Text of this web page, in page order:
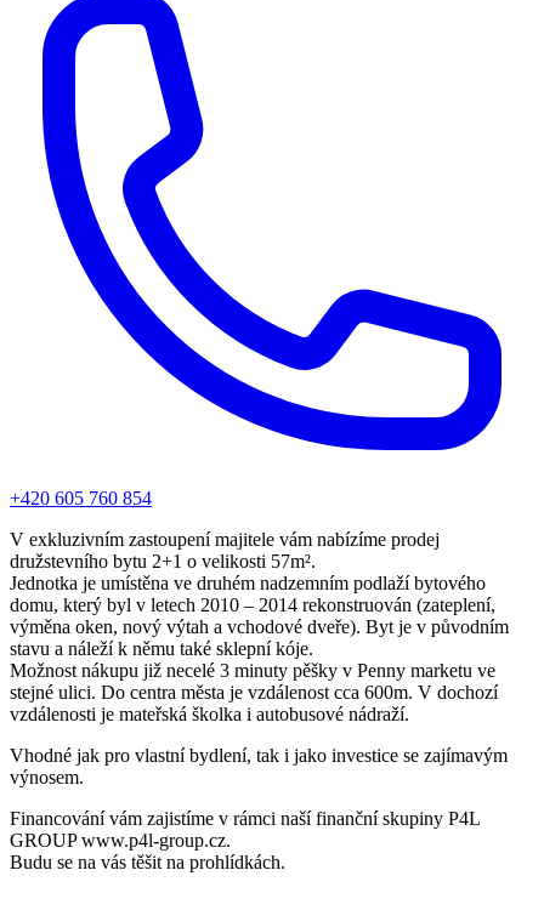
+420 605 760 854
V exkluzivním zastoupení majitele vám nabízíme prodej
družstevního bytu 2+1 o velikosti 57m².
Jednotka je umístěna ve druhém nadzemním podlaží bytového
domu, který byl v letech 2010 – 2014 rekonstruován (zateplení,
výměna oken, nový výtah a vchodové dveře). Byt je v původním
stavu a náleží k němu také sklepní kóje.
Možnost nákupu již necelé 3 minuty pěšky v Penny marketu ve
stejné ulici. Do centra města je vzdálenost cca 600m. V dochozí
vzdálenosti je mateřská školka i autobusové nádraží.
Vhodné jak pro vlastní bydlení, tak i jako investice se zajímavým
výnosem.
Financování vám zajistíme v rámci naší finanční skupiny P4L
GROUP www.p4l-group.cz.
Budu se na vás těšit na prohlídkách.